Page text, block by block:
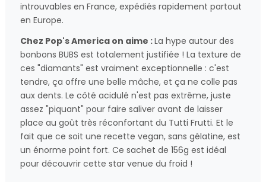
introuvables en France, expédiés rapidement partout
en Europe.
Chez Pop's America on aime :La hype autour des
bonbons BUBS est totalement justifiée ! La texture de
ces "diamants" est vraiment exceptionnelle : c'est
tendre, ça offre une belle mâche, et ça ne colle pas
aux dents. Le côté acidulé n'est pas extrême, juste
assez "piquant" pour faire saliver avant de laisser
place au goût très réconfortant du Tutti Frutti. Et le
fait que ce soit une recette vegan, sans gélatine, est
un énorme point fort. Ce sachet de 156g est idéal
pour découvrir cette star venue du froid !